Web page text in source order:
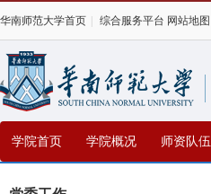
华南师范大学首页 综合服务平台 网站地图
学院首页 学院概况 师资队伍